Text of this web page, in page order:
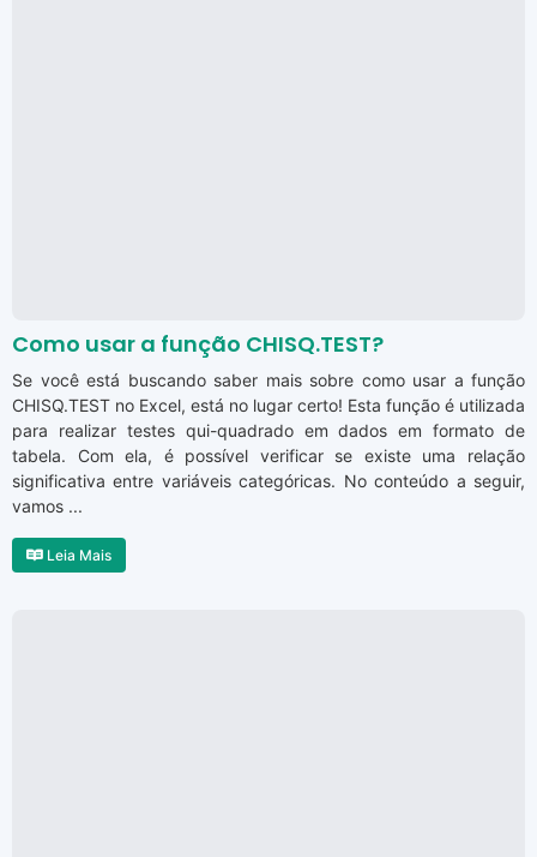
Como usar a função CHISQ.TEST?
Se você está buscando saber mais sobre como usar a função
CHISQ.TEST no Excel, está no lugar certo! Esta função é utilizada
para realizar testes qui-quadrado em dados em formato de
tabela. Com ela, é possível verificar se existe uma relação
significativa entre variáveis categóricas. No conteúdo a seguir,
vamos ...
Leia Mais